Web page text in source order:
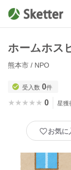
ホームホス
熊本市 / NPO
受入数 0件
★★★★★
★★★★★ 0 星獲
お気に